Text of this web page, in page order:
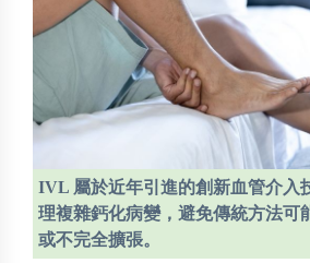
IVL 屬於近年引進的創新血管介入
理複雜鈣化病變，避免傳統方法可
或不完全擴張。